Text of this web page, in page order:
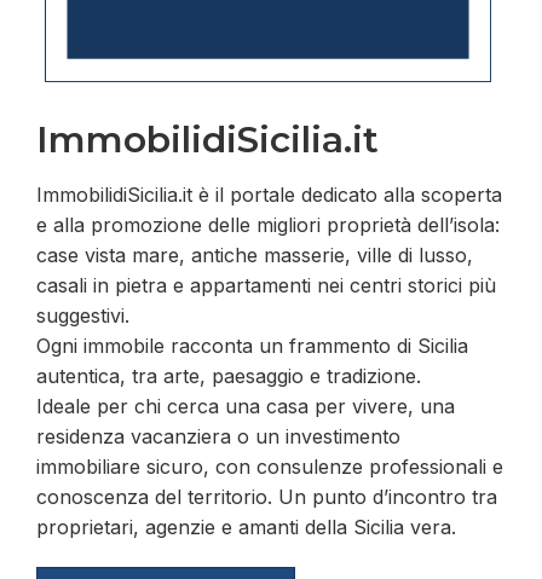
ImmobilidiSicilia.it
ImmobilidiSicilia.it è il portale dedicato alla scoperta
e alla promozione delle migliori proprietà dell’isola:
case vista mare, antiche masserie, ville di lusso,
casali in pietra e appartamenti nei centri storici più
suggestivi.
Ogni immobile racconta un frammento di Sicilia
autentica, tra arte, paesaggio e tradizione.
Ideale per chi cerca una casa per vivere, una
residenza vacanziera o un investimento
immobiliare sicuro, con consulenze professionali e
conoscenza del territorio. Un punto d’incontro tra
proprietari, agenzie e amanti della Sicilia vera.